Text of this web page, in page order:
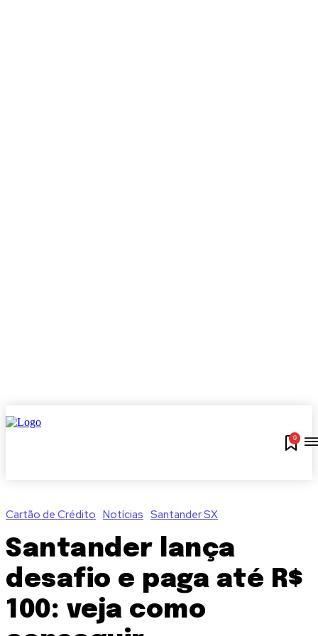
0
Cartão de Crédito Notícias Santander SX
Santander lança
desafio e paga até R$
100: veja como